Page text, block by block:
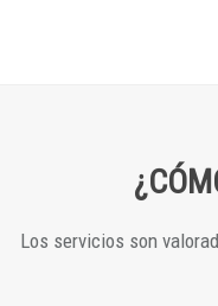
Los servicios son